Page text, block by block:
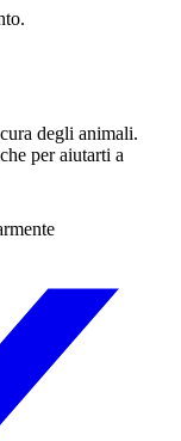
degli animali.
per aiutarti a